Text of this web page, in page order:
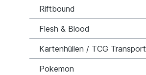
Riftbound
Flesh & Blood
Kartenhüllen / TCG Transport
Pokemon